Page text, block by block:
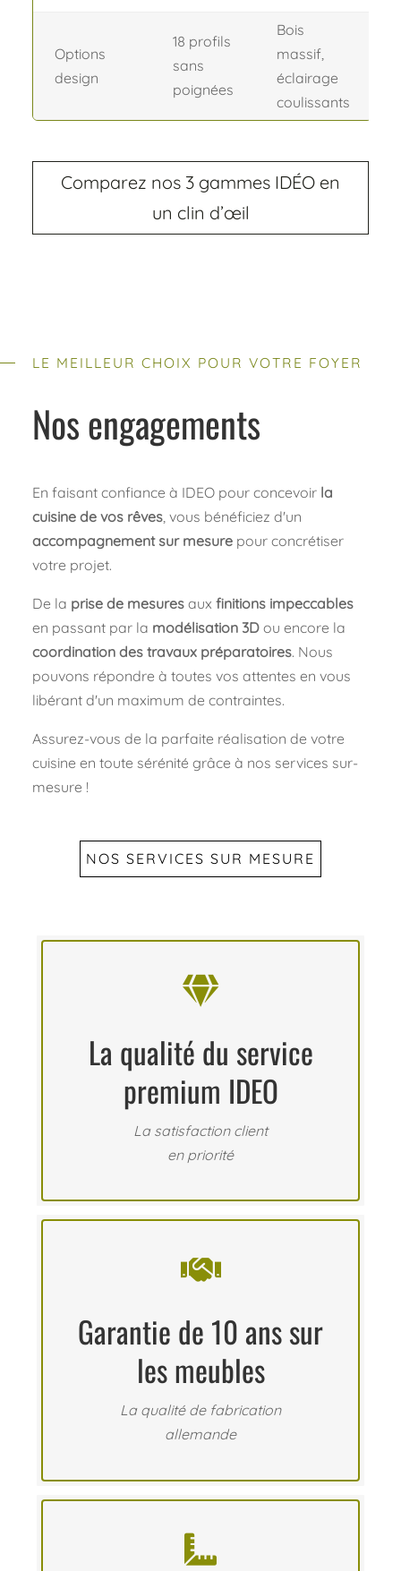
Options
design
18 profils
sans
poignées
Bois
massif,
éclairage
coulissants
Comparez nos 3 gammes IDÉO en
un clin d’œil
LE MEILLEUR CHOIX POUR VOTRE FOYER
Nos engagements
En faisant confiance à IDEO pour concevoir la
cuisine de vos rêves, vous bénéficiez d'un
accompagnement sur mesurepour concrétiser
votre projet.
De la prise de mesuresaux finitions impeccables
en passant par la modélisation 3Dou encore la
coordination des travaux préparatoires. Nous
pouvons répondre à toutes vos attentes en vous
libérant d'un maximum de contraintes.
Assurez-vous de la parfaite réalisation de votre
cuisine en toute sérénité grâce à nos services sur-
mesure !
NOS SERVICES SUR MESURE

La qualité du service
premium IDEO
La satisfaction client
en priorité

Garantie de 10 ans sur
les meubles
La qualité de fabrication
allemande
